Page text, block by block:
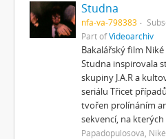
Studna
nfa-va-798383
Part ofVideoarchiv
Bakalářský film
Studna inspirovala
skupiny J.A.R a
seriálu Třicet
tvořen prolínáním
sekvencí, na kterých
Papadopulosová, Niké